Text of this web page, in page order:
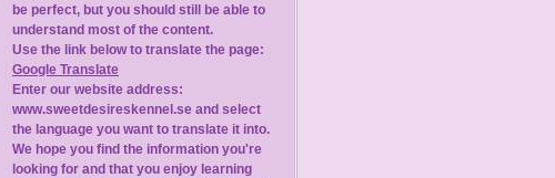
be perfect, but you should still be able to
understand most of the content.
Use the link below to translate the page:
Google Translate
Enter our website address:
www.sweetdesireskennel.se and select
the language you want to translate it into.
We hope you find the information you're
looking for and that you enjoy learning